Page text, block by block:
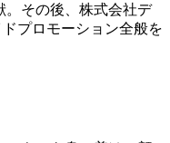
。その後、株式会社デ
プロモーション全般を